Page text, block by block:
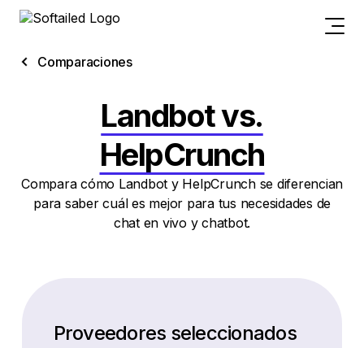
Comparaciones
Landbot vs.
HelpCrunch
Compara cómo Landbot y HelpCrunch se diferencian
para saber cuál es mejor para tus necesidades de
chat en vivo y chatbot.
Proveedores seleccionados